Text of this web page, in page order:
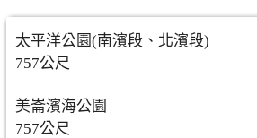
太平洋公園(南濱段、北濱段)
757公尺
美崙濱海公園
757公尺